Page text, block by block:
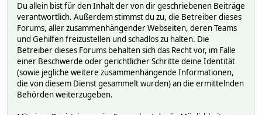
Du allein bist für den Inhalt der von dir geschriebenen Beiträge
verantwortlich. Außerdem stimmst du zu, die Betreiber dieses
Forums, aller zusammenhängender Webseiten, deren Teams
und Gehilfen freizustellen und schadlos zu halten. Die
Betreiber dieses Forums behalten sich das Recht vor, im Falle
einer Beschwerde oder gerichtlicher Schritte deine Identität
(sowie jegliche weitere zusammenhängende Informationen,
die von diesem Dienst gesammelt wurden) an die ermittelnden
Behörden weiterzugeben.